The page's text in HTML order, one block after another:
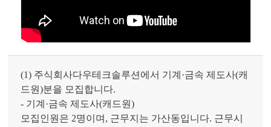
(1) 주식회사다우테크솔루션에서 기계·금속 제도사(캐
드원)분을 모집합니다.
- 기계·금속 제도사(캐드원)
모집인원은 2명이며, 근무지는 가산동입니다. 근무시